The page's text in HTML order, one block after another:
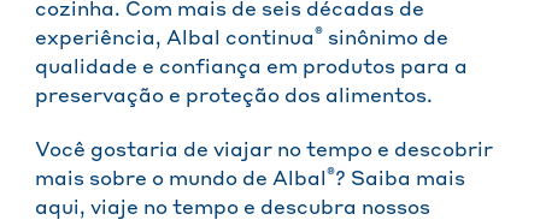
cozinha. Com mais de seis décadas de
experiência, Albal continua® sinônimo de
qualidade e confiança em produtos para a
preservação e proteção dos alimentos.
Você gostaria de viajar no tempo e descobrir
mais sobre o mundo de Albal®? Saiba mais
aqui, viaje no tempo e descubra nossos